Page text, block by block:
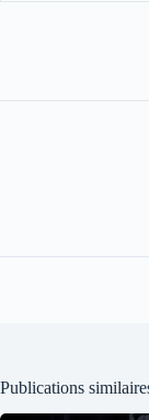
Publications